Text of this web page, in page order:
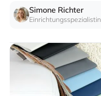
Simone Richter
Einrichtungsspezialistin